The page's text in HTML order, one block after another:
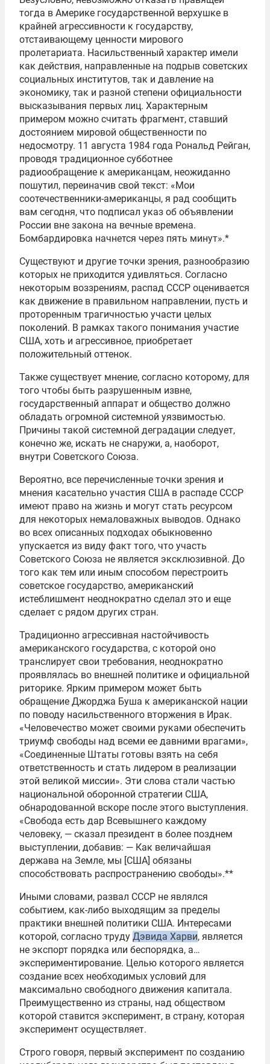
тогда в Америке государственной верхушке в
крайней агрессивности к государству,
отстаивающему ценности мирового
пролетариата. Насильственный характер имели
как действия, направленные на подрыв советских
социальных институтов, так и давление на
экономику, так и разной степени официальности
высказывания первых лиц. Характерным
примером можно считать фрагмент, ставший
достоянием мировой общественности по
недосмотру. 11 августа 1984 года Рональд Рейган,
проводя традиционное субботнее
радиообращение к американцам, неожиданно
пошутил, переиначив свой текст: «Мои
соотечественники-американцы, я рад сообщить
вам сегодня, что подписал указ об объявлении
России вне закона на вечные времена.
Бомбардировка начнется через пять минут».*
Существуют и другие точки зрения, разнообразию
которых не приходится удивляться. Согласно
некоторым воззрениям, распад СССР оценивается
как движение в правильном направлении, пусть и
проторенным трагичностью участи целых
поколений. В рамках такого понимания участие
США, хоть и агрессивное, приобретает
положительный оттенок.
Также существует мнение, согласно которому, для
того чтобы быть разрушенным извне,
государственный аппарат и общество должно
обладать огромной системной уязвимостью.
Причины такой системной деградации следует,
конечно же, искать не снаружи, а, наоборот,
внутри Советского Союза.
Вероятно, все перечисленные точки зрения и
мнения касательно участия США в распаде СССР
имеют право на жизнь и могут стать ресурсом
для некоторых немаловажных выводов. Однако
во всех описанных подходах обыкновенно
упускается из виду факт того, что участь
Советского Союза не является эксклюзивной. До
того как тем или иным способом перестроить
советское государство, американский
истеблишмент неоднократно сделал это и еще
сделает с рядом других стран.
Традиционно агрессивная настойчивость
американского государства, с которой оно
транслирует свои требования, неоднократно
проявлялась во внешней политике и официальной
риторике. Ярким примером может быть
обращение Джорджа Буша к американской нации
по поводу насильственного вторжения в Ирак.
«Человечество может своими руками обеспечить
триумф свободы над всеми ее давними врагами»,
«Соединенные Штаты готовы взять на себя
ответственность и стать лидером в реализации
этой великой миссии». Эти слова стали частью
национальной оборонной стратегии США,
обнародованной вскоре после этого выступления.
«Свобода есть дар Всевышнего каждому
человеку, — сказал президент в более позднем
выступлении, добавив: — Как величайшая
держава на Земле, мы [США] обязаны
способствовать распространению свободы».**
Иными словами, развал СССР не являлся
событием, как-либо выходящим за пределы
практики внешней политики США. Интересами
которой, согласно труду Дэвида Харви, является
не экспорт порядка или беспорядка, а…
экспериментирование. Целью которого является
создание всех необходимых условий для
максимально свободного движения капитала.
Преимущественно из страны, над обществом
которой ставится эксперимент, в страну, которая
эксперимент осуществляет.
Строго говоря, первый эксперимент по созданию